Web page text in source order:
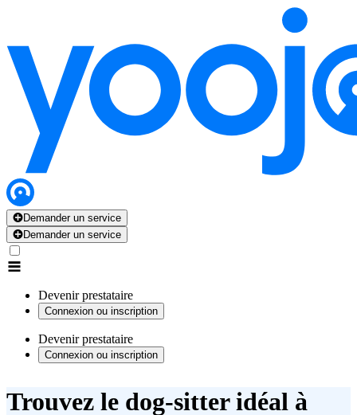
Demander un service
Demander un service
Devenir prestataire
Connexion ou inscription
Devenir prestataire
Connexion ou inscription
Trouvez le dog-sitter idéal à